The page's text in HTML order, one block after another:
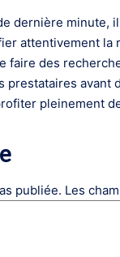
dernière minute,
attentivement
des
avant
pleinement
publiée. Les